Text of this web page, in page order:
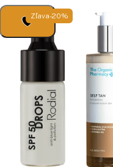
Zľava -20%